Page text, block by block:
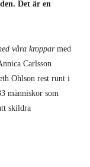
Det är en
våra kropparmed
Carlsson
Ohlson rest runt i
människor som
skildra